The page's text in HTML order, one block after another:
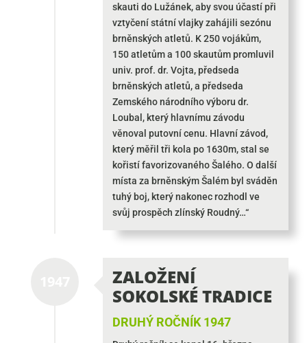
skauti do Lužánek, aby svou účastí při
vztyčení státní vlajky zahájili sezónu
brněnských atletů. K 250 vojákům,
150 atletům a 100 skautům promluvil
univ. prof. dr. Vojta, předseda
brněnských atletů, a předseda
Zemského národního výboru dr.
Loubal, který hlavnímu závodu
věnoval putovní cenu. Hlavní závod,
který měřil tři kola po 1630m, stal se
kořistí favorizovaného Šalého. O další
místa za brněnským Šalém byl sváděn
tuhý boj, který nakonec rozhodl ve
svůj prospěch zlínský Roudný…“
ZALOŽENÍ
SOKOLSKÉ TRADICE
DRUHÝ ROČNÍK 1947